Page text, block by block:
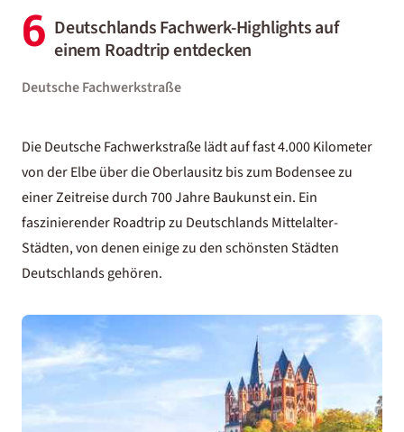
6 Deutschlands Fachwerk-Highlights auf
einem Roadtrip entdecken
Deutsche Fachwerkstraße
Die Deutsche Fachwerkstraße lädt auf fast 4.000 Kilometer
von der Elbe über die Oberlausitz bis zum Bodensee zu
einer Zeitreise durch 700 Jahre Baukunst ein. Ein
faszinierender Roadtrip zu Deutschlands Mittelalter-
Städten, von denen einige zu denschönsten Städten
Deutschlandsgehören.